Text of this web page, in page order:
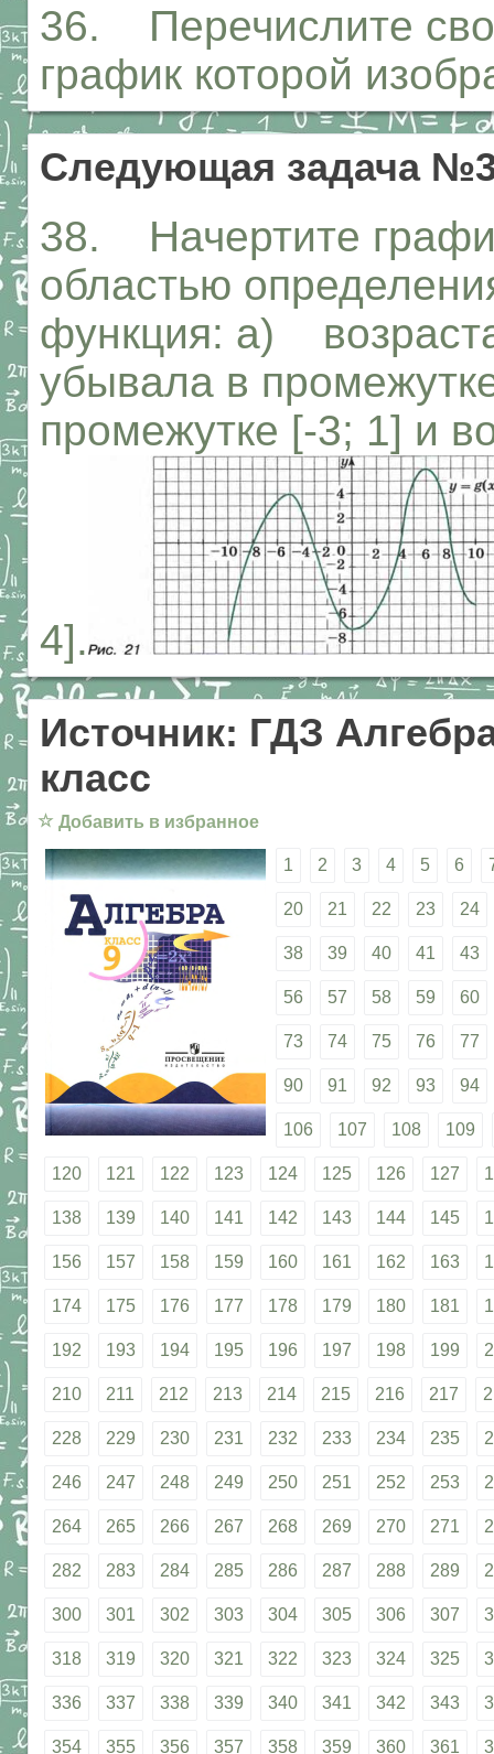
36. Перечислите
график которой
Следующая задача
38. Начертите
областью
функция: а)
убывала в
промежутке [-3; 1] и
4].
Источник: ГДЗ
класс
☆ Добавить в избранное
1 2 3 4 5 6
20 21 22 23 24
38 39 40 41 43
56 57 58 59 60
73 74 75 76 77
90 91 92 93 94
106 107 108 109
120 121 122 123 124 125 126 127
138 139 140 141 142 143 144 145
156 157 158 159 160 161 162 163
174 175 176 177 178 179 180 181
192 193 194 195 196 197 198 199
210 211 212 213 214 215 216 217
228 229 230 231 232 233 234 235
246 247 248 249 250 251 252 253
264 265 266 267 268 269 270 271
282 283 284 285 286 287 288 289
300 301 302 303 304 305 306 307
318 319 320 321 322 323 324 325
336 337 338 339 340 341 342 343
354 355 356 357 358 359 360 361